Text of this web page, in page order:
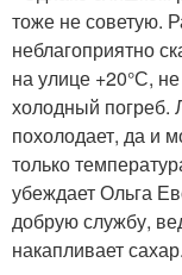
тоже не советую.
неблагоприятно
на улице +20°С,
холодный погреб.
похолодает, да и
только
убеждает Ольга
добрую службу,
накапливает сахар.